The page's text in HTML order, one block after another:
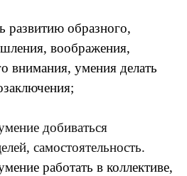
развитию образного,
воображения,
внимания, умения делать
добиваться
самостоятельность.
работать в коллективе,